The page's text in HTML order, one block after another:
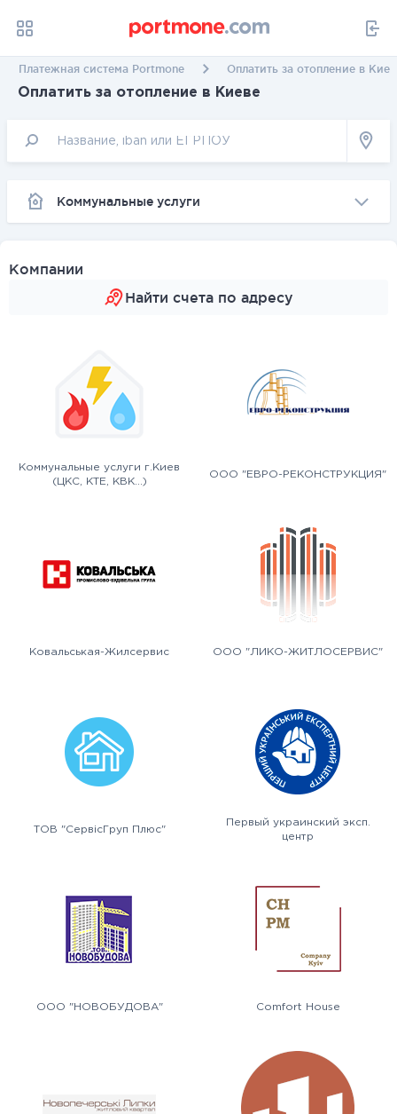
Платежная система Portmone Оплатить за отопление в
Оплатить за отопление в Киеве
Коммунальные услуги
Компании
Найти счета по адресу
Коммунальные услуги г.Киев
(ЦКС, КТЕ, КВК...)
ООО "ЕВРО-РЕКОНСТРУКЦИЯ"
Ковальськая-Жилсервис ООО "ЛИКО-ЖИТЛОСЕРВИС"
ТОВ "СервісГруп Плюс"
Первый украинский эксп.
центр
ООО "НОВОБУДОВА" Comfort House